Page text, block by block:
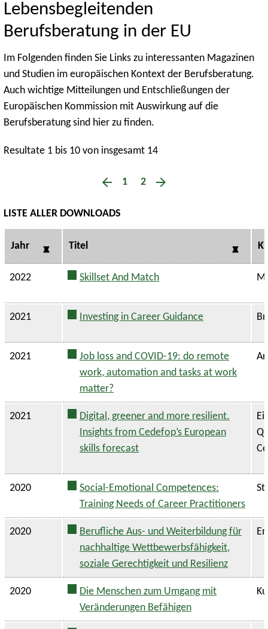
Lebensbegleitenden
Berufsberatung in der EU
Im Folgenden finden Sie Links zu interessanten Magazinen
und Studien im europäischen Kontext der Berufsberatung.
Auch wichtige Mitteilungen und Entschließungen der
Europäischen Kommission mit Auswirkung auf die
Berufsberatung sind hier zu finden.
Resultate 1 bis 10 von insgesamt 14
1 2
LISTE ALLER DOWNLOADS
Jahr Titel
2022 Skillset And Match
2021 Investing in Career Guidance
2021
Job loss and COVID-19: do remote
work, automation and tasks at work
matter?
2021
Digital, greener and more resilient.
Insights from Cedefop’s European
skills forecast
2020
Social-Emotional Competences:
Training Needs of Career Practitioners
2020
Berufliche Aus- und Weiterbildung für
nachhaltige Wettbewerbsfähigkeit,
soziale Gerechtigkeit und Resilienz
2020
Die Menschen zum Umgang mit
Veränderungen Befähigen